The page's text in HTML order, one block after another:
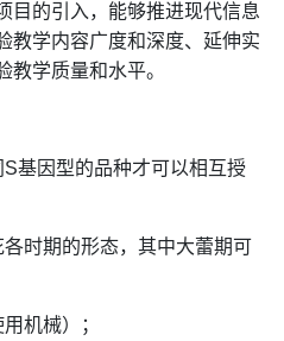
目的引入，能够推进现代信息
教学内容广度和深度、延伸实
教学质量和水平。
S基因型的品种才可以相互授
时期的形态，其中大蕾期可
机械）；